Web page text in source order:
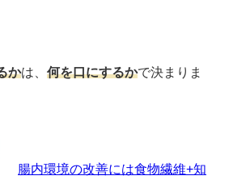
かは、 何を口にするかで決まりま
腸内環境の改善には食物繊維+知